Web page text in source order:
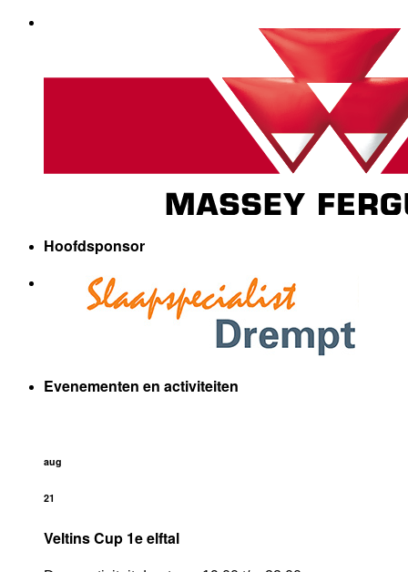
Hoofdsponsor
Evenementen en activiteiten
aug
21
Veltins Cup 1e elftal